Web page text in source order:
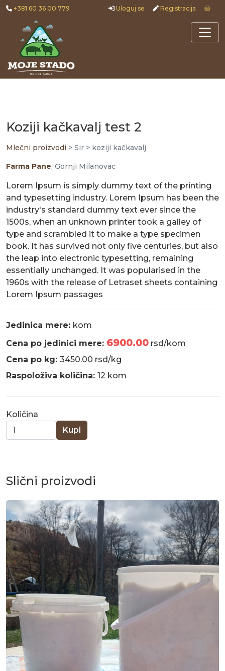
+381 60 36 00 779 Uloguj se Registracija
Koziji kačkavalj test 2
Mlečni proizvodi > Sir > koziji kačkavalj
Farma Pane, Gornji Milanovac
Lorem Ipsum is simply dummy text of the printing
and typesetting industry. Lorem Ipsum has been the
industry's standard dummy text ever since the
1500s, when an unknown printer took a galley of
type and scrambled it to make a type specimen
book. It has survived not only five centuries, but also
the leap into electronic typesetting, remaining
essentially unchanged. It was popularised in the
1960s with the release of Letraset sheets containing
Lorem Ipsum passages
Jedinica mere: kom
Cena po jedinici mere: 6900.00 rsd/kom
Cena po kg: 3450.00 rsd/kg
Raspoloživa količina: 12 kom
Količina
Kupi
Slični proizvodi